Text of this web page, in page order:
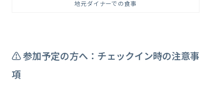
地元ダイナーでの食事
⚠️ 参加予定の方へ：チェックイン時の注意事
項